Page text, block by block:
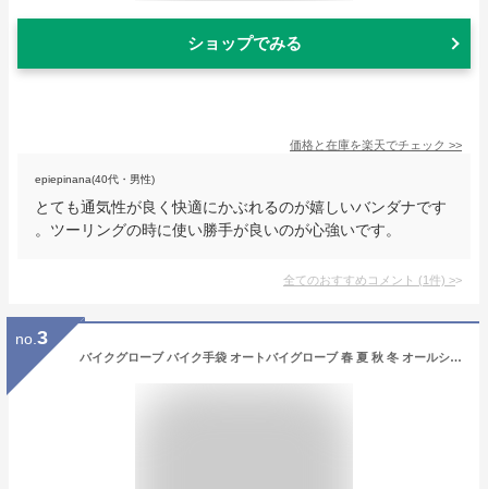
ショップでみる
価格と在庫を楽天でチェック >>
epiepinana(40代・男性)
とても通気性が良く快適にかぶれるのが嬉しいバンダナです
。ツーリングの時に使い勝手が良いのが心強いです。
全てのおすすめコメント (1件) >
no. 3
バイクグローブ バイク手袋 オートバイグローブ 春 夏 秋 冬 オールシーズン 通気孔 通気口 バイク グローブ 革 本革 本皮 レザー 牛革 革グローブ レザーグローブ ライダーグローブ ライディンググローブ バイク用 バイク用グローブ ブラック イエロー 黒 黄色 OUTBASE